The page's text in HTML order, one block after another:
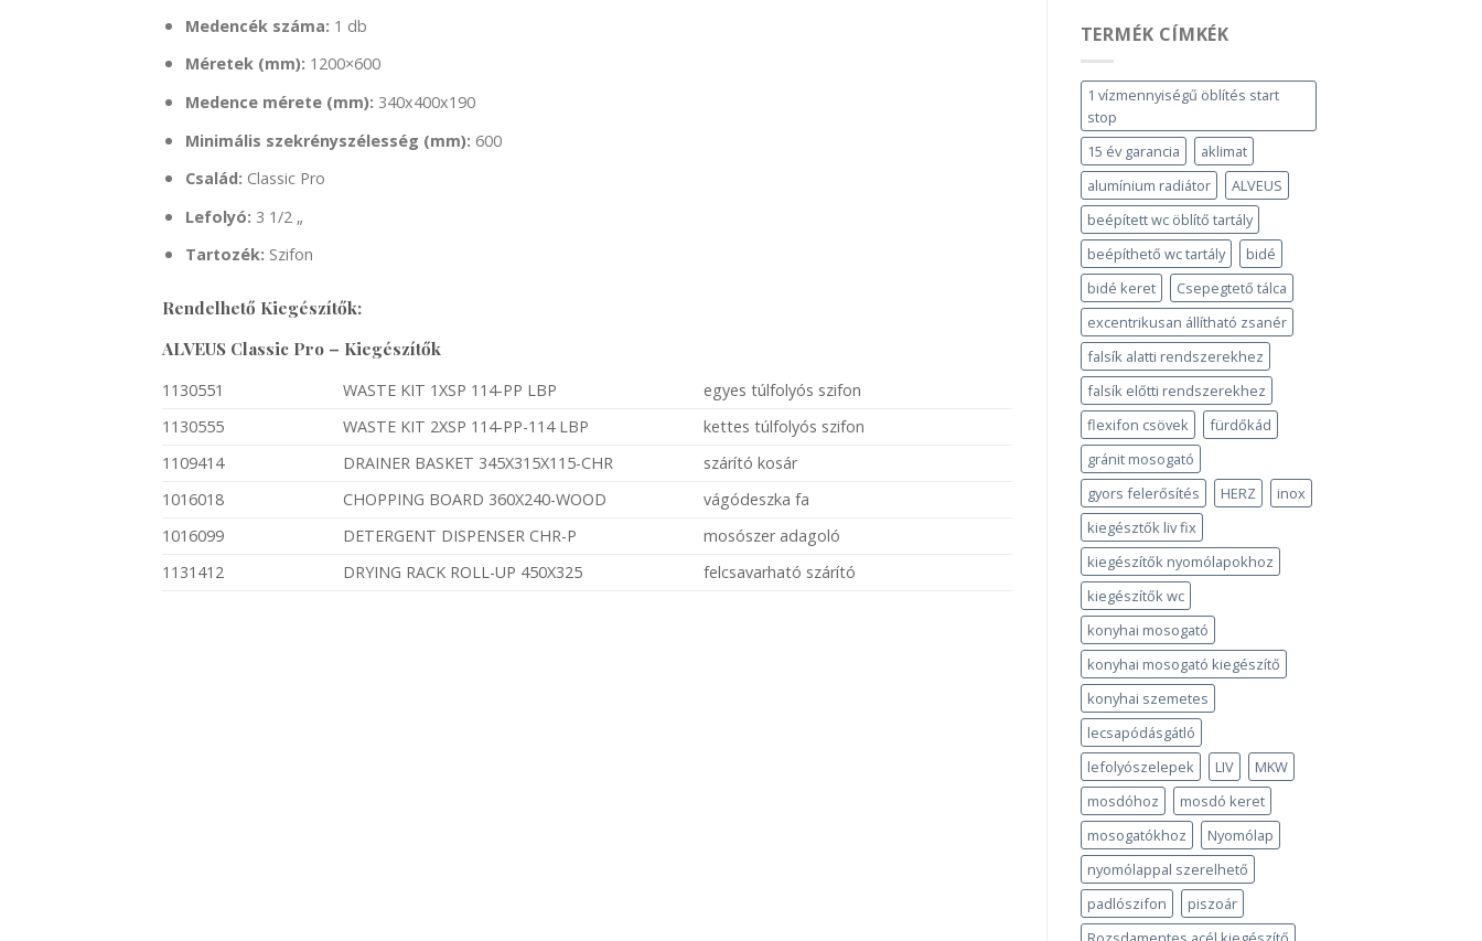
TERMÉK CÍMKÉK
1 vízmennyiségű öblítés start
stop
15 év garancia
aklimat
alumínium radiátor
ALVEUS
beépített wc öblítő tartály
beépíthető wc tartály
bidé
bidé keret
Csepegtető tálca
excentrikusan állítható zsanér
falsík alatti rendszerekhez
falsík előtti rendszerekhez
flexifon csövek
fürdőkád
gránit mosogató
gyors felerősítés
HERZ
inox
kiegésztők liv fix
kiegészítők nyomólapokhoz
kiegészítők wc
konyhai mosogató
konyhai mosogató kiegészítő
konyhai szemetes
lecsapódásgátló
lefolyószelepek
LIV
MKW
mosdóhoz
mosdó keret
mosogatókhoz
Nyomólap
nyomólappal szerelhető
padlószifon
piszoár
Medencék száma: 1 db
Méretek (mm): 1200×600
Medence mérete (mm): 340x400x190
Minimális szekrényszélesség (mm): 600
Család: Classic Pro
Lefolyó: 3 1/2 „
Tartozék: Szifon
Rendelhető Kiegészítők:
ALVEUS Classic Pro – Kiegészítők
1130551 WASTE KIT 1XSP 114-PP LBP
egyes túlfolyós szifon
1130555
WASTE KIT 2XSP 114-PP-114 LBP
kettes túlfolyós szifon
1109414
DRAINER BASKET 345X315X115-CHR
szárító kosár
1016018
CHOPPING BOARD 360X240-WOOD
vágódeszka fa
1016099
DETERGENT DISPENSER CHR-P
mosószer adagoló
1131412
DRYING RACK ROLL-UP 450X325 felcsavarható szárító